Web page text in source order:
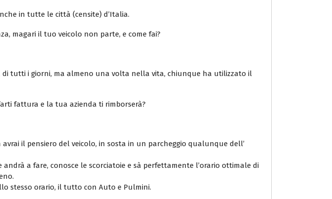
in tutte le città (censite) d’Italia.
magari il tuo veicolo non parte, e come fai?
tutti i giorni, ma almeno una volta nella vita, chiunque ha utilizzato il
fattura e la tua azienda ti rimborserà?
il pensiero del veicolo, in sosta in un parcheggio qualunque dell’
a fare, conosce le scorciatoie e sà perfettamente l’orario ottimale di
stesso orario, il tutto con Auto e Pulmini.